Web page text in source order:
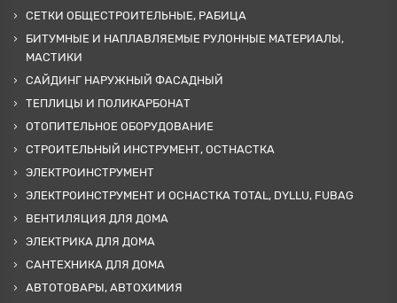
СЕТКИ ОБЩЕСТРОИТЕЛЬНЫЕ, РАБИЦА
БИТУМНЫЕ И НАПЛАВЛЯЕМЫЕ РУЛОННЫЕ МАТЕРИАЛЫ,
МАСТИКИ
САЙДИНГ НАРУЖНЫЙ ФАСАДНЫЙ
ТЕПЛИЦЫ И ПОЛИКАРБОНАТ
ОТОПИТЕЛЬНОЕ ОБОРУДОВАНИЕ
СТРОИТЕЛЬНЫЙ ИНСТРУМЕНТ, ОСТНАСТКА
ЭЛЕКТРОИНСТРУМЕНТ
ЭЛЕКТРОИНСТРУМЕНТ И ОСНАСТКА TOTAL, DYLLU, FUBAG
ВЕНТИЛЯЦИЯ ДЛЯ ДОМА
ЭЛЕКТРИКА ДЛЯ ДОМА
САНТЕХНИКА ДЛЯ ДОМА
АВТОТОВАРЫ, АВТОХИМИЯ